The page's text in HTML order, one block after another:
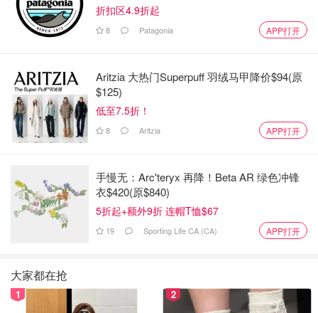
折扣区4.9折起
8 Patagonia APP打开
Aritzia 大热门Superpuff 羽绒马甲降价$94(原
$125)
低至7.5折！
8 Aritzia APP打开
手慢无：Arc'teryx 再降！Beta AR 绿色冲锋
衣$420(原$840)
5折起+额外9折 连帽T恤$67
19 Sporting Life CA (CA) APP打开
大家都在抢
1 2